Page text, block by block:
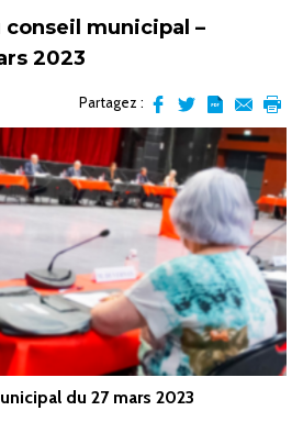
municipal –
2023
Partagez :
sur
facebook
sur
Twitter
l'article
en
pdf
par
email
du 27 mars 2023